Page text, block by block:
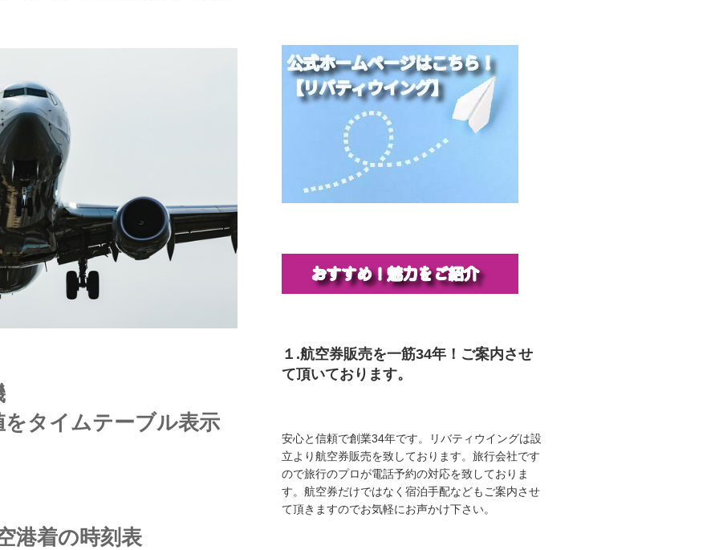
タイムテーブル表示
港着の時刻表
１.航空券販売を一筋34年！ご案内させ
て頂いております。
安心と信頼で創業34年です。リバティウイングは設
立より航空券販売を致しております。旅行会社です
ので旅行のプロが電話予約の対応を致しておりま
す。航空券だけではなく宿泊手配などもご案内させ
て頂きますのでお気軽にお声かけ下さい。